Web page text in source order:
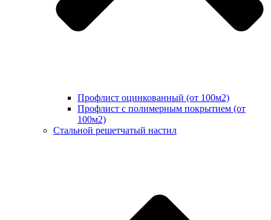
Профлист оцинкованный (от 100м2)
Профлист с полимерным покрытием (от
100м2)
Стальной решетчатый настил